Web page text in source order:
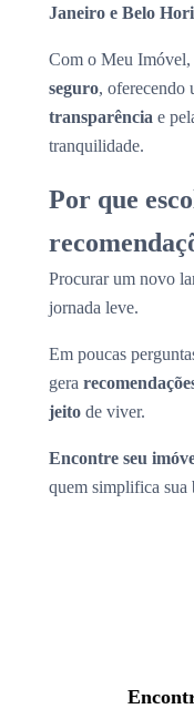
Janeiro e Belo
Com o Meu Imóvel,
seguro, oferecendo
transparência e
tranquilidade.
Por que
Procurar um novo
jornada leve.
Em poucas
gera
jeito de viver.
Encontre seu
quem simplifica sua